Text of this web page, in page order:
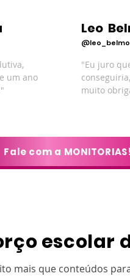
um ano
Leo
"Eu juro
muito
Fale com a MONITORIAS!
escolar
mais que conteúdos